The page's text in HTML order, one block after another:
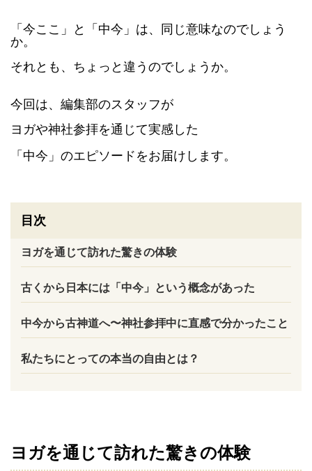
「今ここ」と「中今」は、同じ意味なのでしょう
か。
それとも、ちょっと違うのでしょうか。
今回は、編集部のスタッフが
ヨガや神社参拝を通じて実感した
「中今」のエピソードをお届けします。
目次
ヨガを通じて訪れた驚きの体験
古くから日本には「中今」という概念があった
中今から古神道へ〜神社参拝中に直感で分かったこと
私たちにとっての本当の自由とは？
ヨガを通じて訪れた驚きの体験